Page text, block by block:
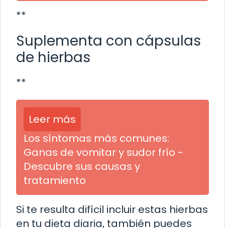
**
Suplementa con cápsulas
de hierbas
**
Leer más
Los síntomas más comunes:
Ganas de vomitar y sudor frío -
Descubre sus causas y
tratamiento
Si te resulta difícil incluir estas hierbas
en tu dieta diaria, también puedes